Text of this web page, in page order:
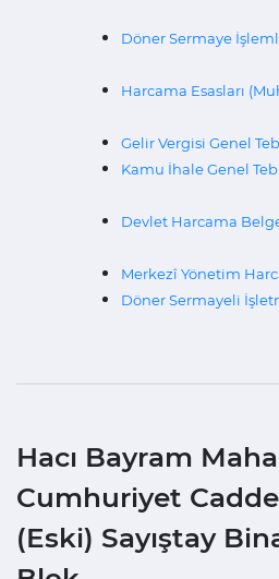
Döner Sermaye
Harcama Esasları
Gelir Vergisi Genel
Kamu İhale Genel
Devlet Harcama
Merkezî Yönetim
Döner Sermayeli
Hacı Bayram
Cumhuriyet
(Eski) Sayıştay